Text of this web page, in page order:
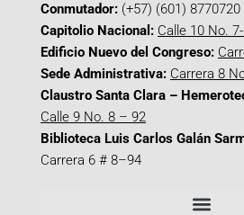
Conmutador: (+57) (601) 8770720
Capitolio Nacional: Calle 10 No. 7-
Edificio Nuevo del Congreso:
Sede Administrativa: Carrera 8
Claustro Santa Clara –
Calle 9 No. 8 – 92
Biblioteca Luis Carlos Galán
Carrera 6 # 8–94